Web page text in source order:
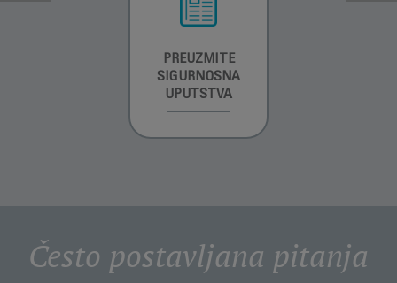
PREUZMITE
SIGURNOSNA
UPUTSTVA
Često postavljana pitanja